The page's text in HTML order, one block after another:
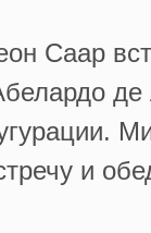
Саар
и